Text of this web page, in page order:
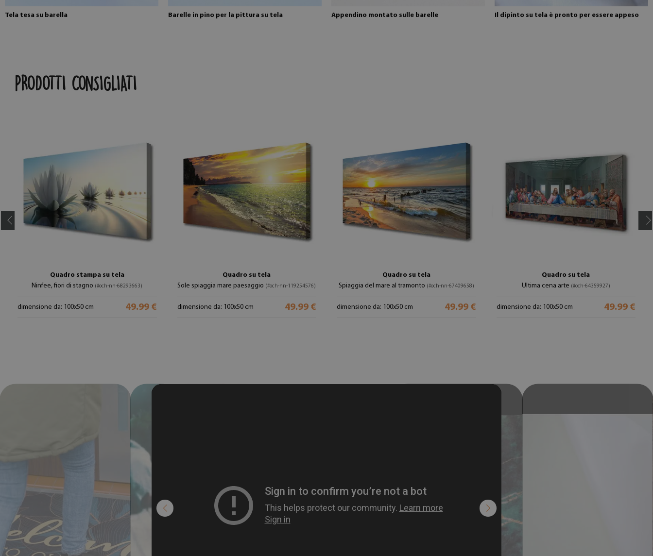
Tela tesa su barella Barelle in pino per la pittura su tela Appendino montato sulle barelle Il dipinto su tela è pronto per essere appeso
PRODOTTI CONSIGLIATI
Quadro stampa su tela
Ninfee, fiori di stagno (#och-nn-68293663)
dimensione da: 100x50 cm 49.99 €
Quadro su tela
Sole spiaggia mare paesaggio (#och-nn-119254576)
dimensione da: 100x50 cm 49.99 €
Quadro su tela
Spiaggia del mare al tramonto (#och-nn-67409658)
dimensione da: 100x50 cm 49.99 €
Quadro su tela
Ultima cena arte (#och-64359927)
dimensione da: 100x50 cm 49.99 €